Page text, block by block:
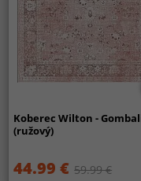
Koberec Wilton -
(ružový)
44.99 € 59.99 €